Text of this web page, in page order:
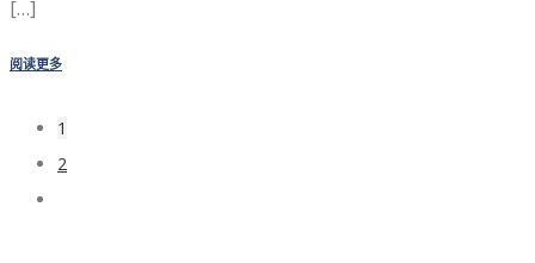
[…]
阅读更多
1
2